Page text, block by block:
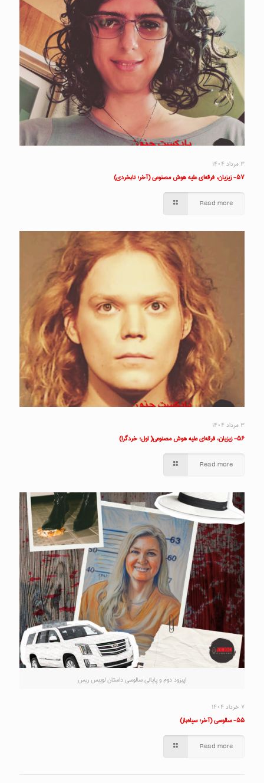
۳ مرداد ۱۴۰۴
۵۷- زیزیان، فرقه‌ای علیه هوش مصنوعی (آخر؛ نابخردی)
Read more
۳ مرداد ۱۴۰۴
۵۶- زیزیان، فرقه‌ای علیه هوش مصنوعی( اول؛ خردگرا)
Read more
اپیزود دوم و پایانی سالوسی داستان لوییس ریس
۷ خرداد ۱۴۰۴
۵۵- سالوسی (آخر؛ سیاه‌باز)
Read more